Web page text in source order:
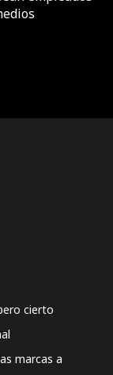
cierto
marcas a